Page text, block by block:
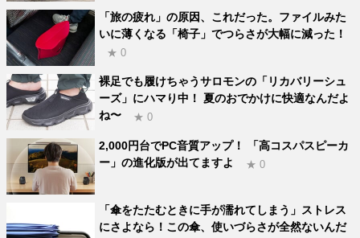
「旅の疲れ」の原因、これだった。ファイルみた
いに薄くなる「椅子」でつらさが大幅に減った！
★ 0
裸足でも履けちゃうサロモンの「リカバリーシュ
ーズ」にハマり中！ 夏のおでかけに快適なんだよ
ね〜
★ 0
2,000円台でPC音質アップ！ 「高コスパスピーカ
ー」の進化版が出てますよ
★ 0
「傘をたたむときに手が濡れてしまう」ストレス
にさよなら！この傘、使いづらさが全然ないんだ